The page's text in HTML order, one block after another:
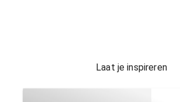
Laat je inspireren